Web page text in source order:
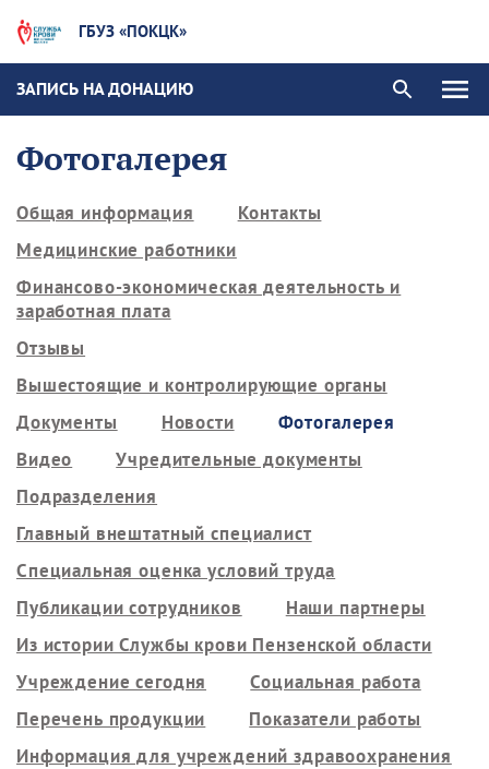
ГБУЗ «ПОКЦК»
ЗАПИСЬ НА ДОНАЦИЮ
Фотогалерея
Общая информация
Контакты
Медицинские работники
Финансово-экономическая деятельность и
заработная плата
Отзывы
Вышестоящие и контролирующие органы
Документы
Новости
Фотогалерея
Видео
Учредительные документы
Подразделения
Главный внештатный специалист
Специальная оценка условий труда
Публикации сотрудников
Наши партнеры
Из истории Службы крови Пензенской области
Учреждение сегодня
Социальная работа
Перечень продукции
Показатели работы
Информация для учреждений здравоохранения